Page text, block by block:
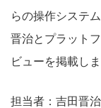
らの操作システ
晋治とプラット
ビューを掲載しま
担当者：吉田晋